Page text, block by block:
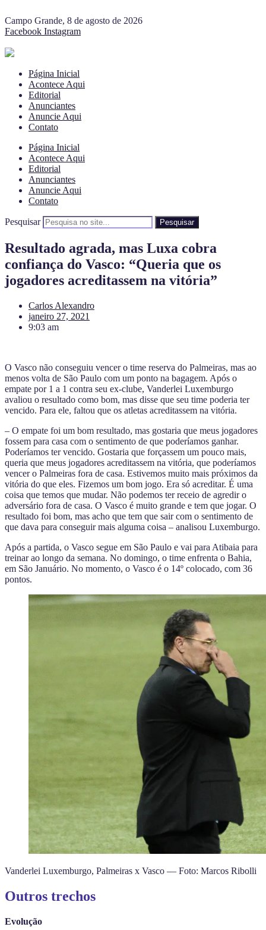
Campo Grande, 8 de agosto de 2026
Facebook Instagram
Página Inicial
Acontece Aqui
Editorial
Anunciantes
Anuncie Aqui
Contato
Página Inicial
Acontece Aqui
Editorial
Anunciantes
Anuncie Aqui
Contato
Pesquisar Pesquisar
Resultado agrada, mas Luxa cobra
confiança do Vasco: “Queria que os
jogadores acreditassem na vitória”
Carlos Alexandro
janeiro 27, 2021
9:03 am
O Vasco não conseguiu vencer o time reserva do Palmeiras, mas ao
menos volta de São Paulo com um ponto na bagagem. Após o
empate por 1 a 1 contra seu ex-clube, Vanderlei Luxemburgo
avaliou o resultado como bom, mas disse que seu time poderia ter
vencido. Para ele, faltou que os atletas acreditassem na vitória.
– O empate foi um bom resultado, mas gostaria que meus jogadores
fossem para casa com o sentimento de que poderíamos ganhar.
Poderíamos ter vencido. Gostaria que forçassem um pouco mais,
queria que meus jogadores acreditassem na vitória, que poderíamos
vencer o Palmeiras fora de casa. Estivemos muito mais próximos da
vitória do que eles. Fizemos um bom jogo. Era só acreditar. É uma
coisa que temos que mudar. Não podemos ter receio de agredir o
adversário fora de casa. O Vasco é muito grande e tem que jogar. O
resultado foi bom, mas acho que tem que sair com o sentimento de
que dava para conseguir mais alguma coisa – analisou Luxemburgo.
Após a partida, o Vasco segue em São Paulo e vai para Atibaia para
treinar ao longo da semana. No domingo, o time enfrenta o Bahia,
em São Januário. No momento, o Vasco é o 14º colocado, com 36
pontos.
Vanderlei Luxemburgo, Palmeiras x Vasco — Foto: Marcos Ribolli
Outros trechos
Evolução